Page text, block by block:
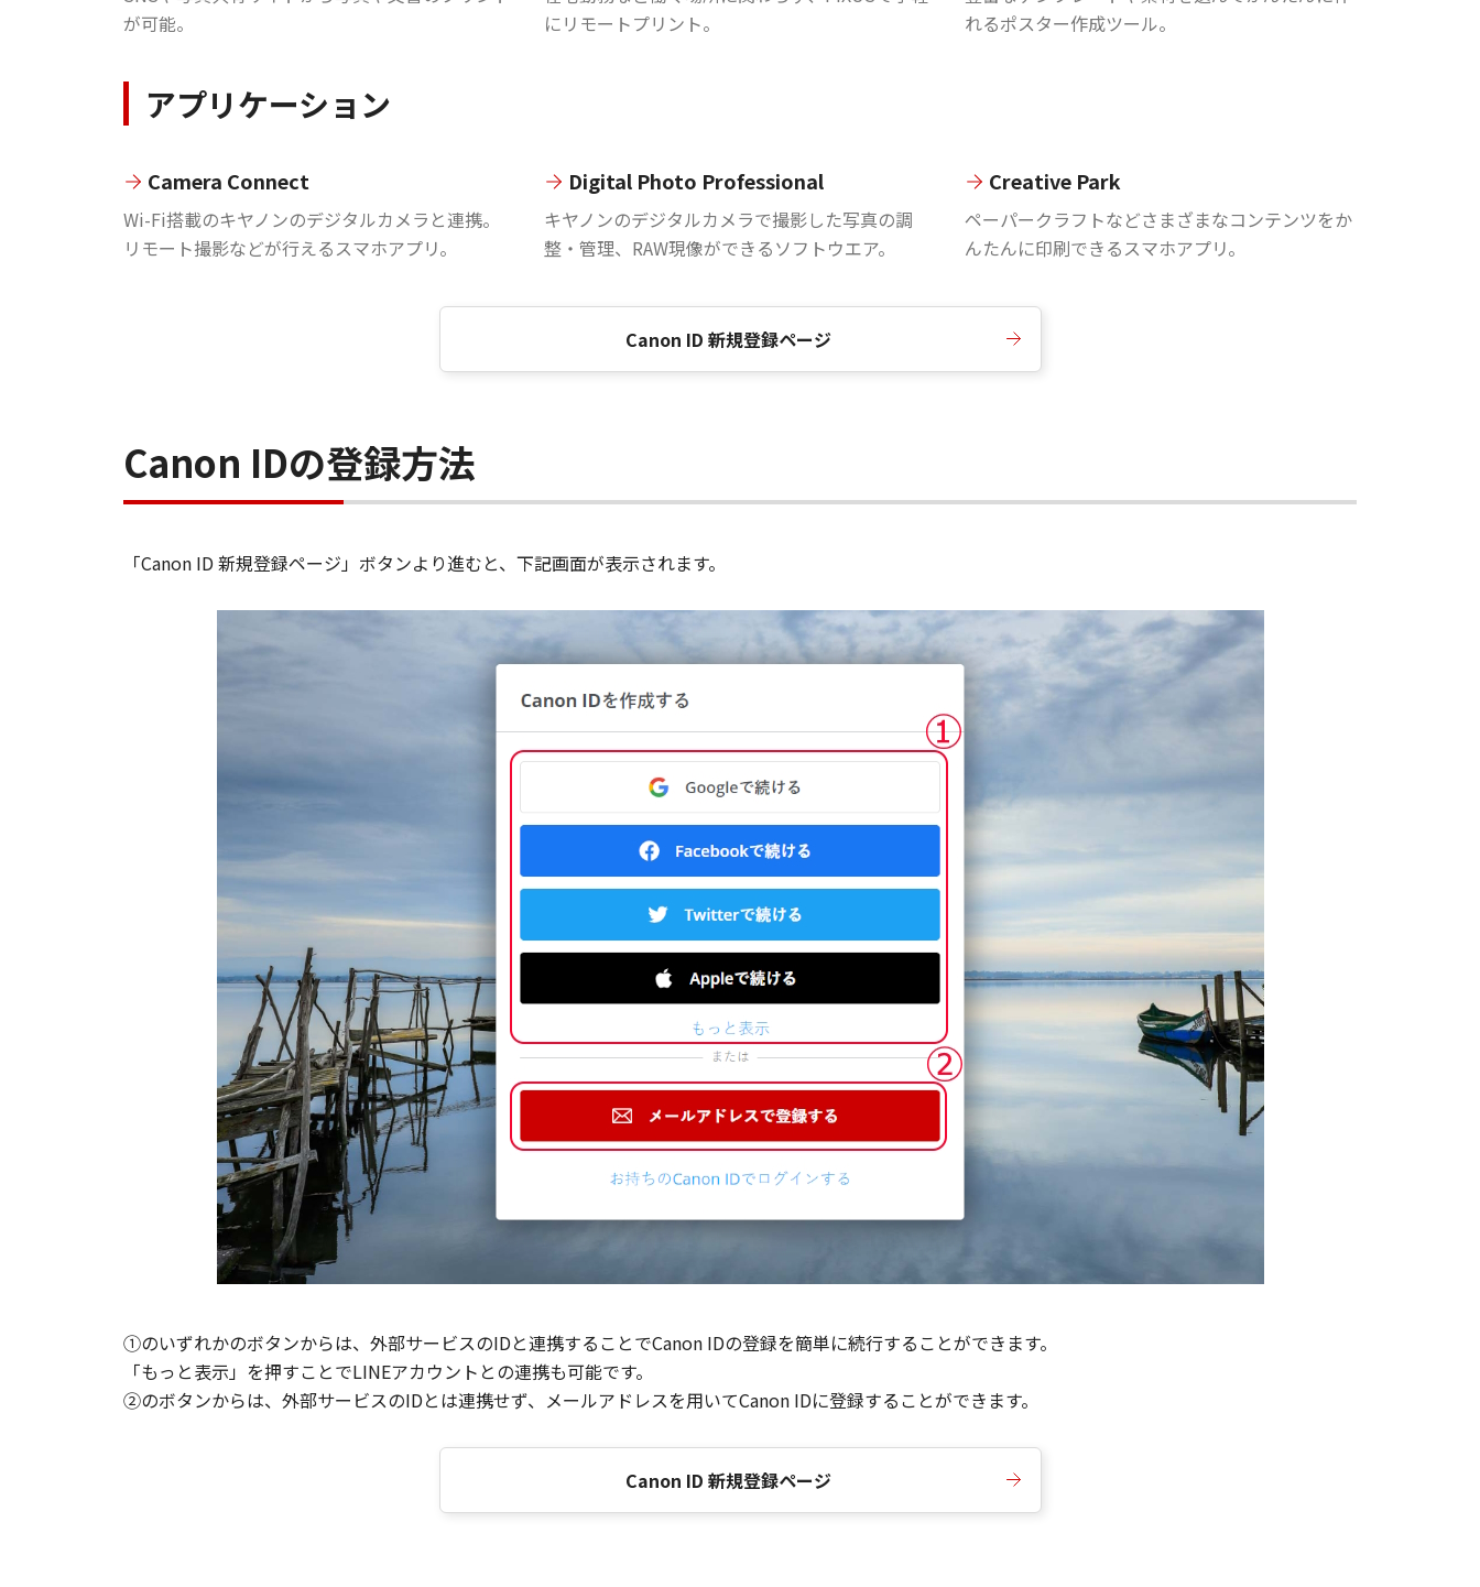
が可能。
にリモートプリント。
れるポスター作成ツール。
アプリケーション
Camera Connect
Wi-Fi搭載のキヤノンのデジタルカメラと連携。
リモート撮影などが行えるスマホアプリ。
Digital Photo Professional
キヤノンのデジタルカメラで撮影した写真の調
整・管理、RAW現像ができるソフトウエア。
Creative Park
ペーパークラフトなどさまざまなコンテンツをか
んたんに印刷できるスマホアプリ。
Canon ID 新規登録ページ
Canon IDの登録方法
「Canon ID 新規登録ページ」ボタンより進むと、下記画面が表示されます。
①のいずれかのボタンからは、外部サービスのIDと連携することでCanon IDの登録を簡単に続行することができます。
「もっと表示」を押すことでLINEアカウントとの連携も可能です。
②のボタンからは、外部サービスのIDとは連携せず、メールアドレスを用いてCanon IDに登録することができます。
Canon ID 新規登録ページ